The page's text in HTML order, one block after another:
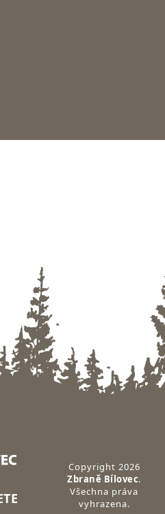
Copyright 2026
Zbraně Bílovec.
Všechna práva
vyhrazena.